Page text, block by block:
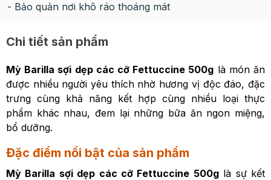
- Bảo quản nơi khô ráo thoáng mát
Chi tiết sản phẩm
Mỳ Barilla sợi dẹp các cỡ Fettuccine 500g là món ăn
được nhiều người yêu thích nhờ hương vị độc đáo, đặc
trưng cùng khả năng kết hợp cùng nhiều loại thực
phẩm khác nhau, đem lại những bữa ăn ngon miệng,
bổ dưỡng.
Đặc điểm nổi bật của sản phẩm
Mỳ Barilla sợi dẹp các cỡ Fettuccine 500glà sự kết